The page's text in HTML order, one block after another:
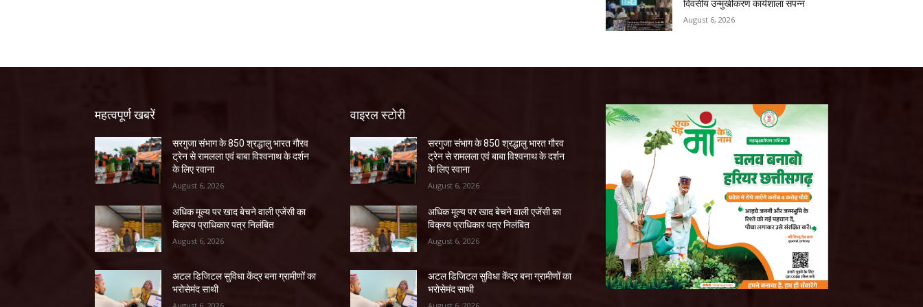
दिवसीय उन्मुखीकरण कार्यशाला संपन्न
August 6, 2026
महत्वपूर्ण खबरें
सरगुजा संभाग के 850 श्रद्धालु भारत गौरव
ट्रेन से रामलला एवं बाबा विश्वनाथ के दर्शन
के लिए रवाना
August 6, 2026
अधिक मूल्य पर खाद बेचने वाली एजेंसी का
विक्रय प्राधिकार पत्र निलंबित
August 6, 2026
अटल डिजिटल सुविधा केंद्र बना ग्रामीणों का
भरोसेमंद साथी
वाइरल स्टोरी
सरगुजा संभाग के 850 श्रद्धालु भारत गौरव
ट्रेन से रामलला एवं बाबा विश्वनाथ के दर्शन
के लिए रवाना
August 6, 2026
अधिक मूल्य पर खाद बेचने वाली एजेंसी का
विक्रय प्राधिकार पत्र निलंबित
August 6, 2026
अटल डिजिटल सुविधा केंद्र बना ग्रामीणों का
भरोसेमंद साथी